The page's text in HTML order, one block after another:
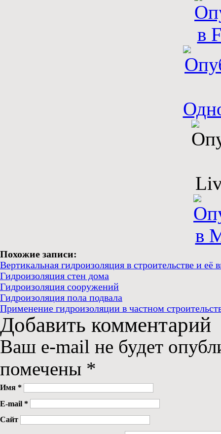
Похожие записи:
Вертикальная гидроизоляция в строительстве и её
Гидроизоляция стен дома
Гидроизоляция сооружений
Гидроизоляция пола подвала
Применение гидроизоляции в частном
Добавить комментарий
Ваш e-mail не будет
помечены *
Имя *
E-mail *
Сайт